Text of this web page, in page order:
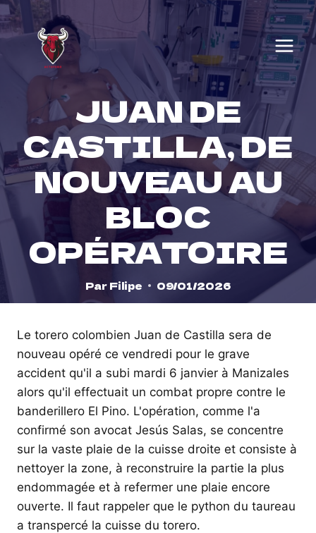
Skip
to
content
JUAN DE
CASTILLA, DE
NOUVEAU AU
BLOC
OPÉRATOIRE
Par Filipe 09/01/2026
Le torero colombien Juan de Castilla sera de
nouveau opéré ce vendredi pour le grave
accident qu'il a subi mardi 6 janvier à Manizales
alors qu'il effectuait un combat propre contre le
banderillero El Pino. L'opération, comme l'a
confirmé son avocat Jesús Salas, se concentre
sur la vaste plaie de la cuisse droite et consiste à
nettoyer la zone, à reconstruire la partie la plus
endommagée et à refermer une plaie encore
ouverte. Il faut rappeler que le python du taureau
a transpercé la cuisse du torero.